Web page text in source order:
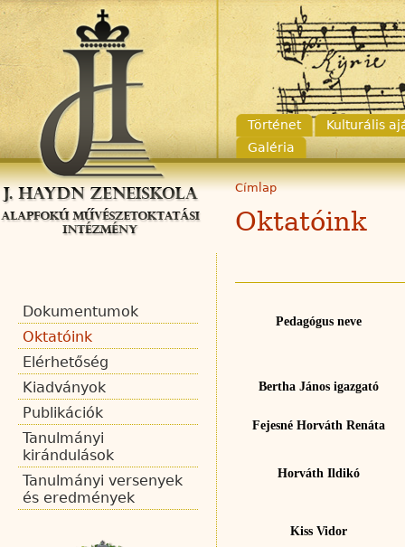
Történet
Kulturális
Galéria
Címlap
Oktatóink
Pedagógus neve
Bertha János igazgató
Fejesné Horváth Renáta
Horváth Ildikó
Kiss Vidor
Dokumentumok
Oktatóink
Elérhetőség
Kiadványok
Publikációk
Tanulmányi
kirándulások
Tanulmányi versenyek
és eredmények